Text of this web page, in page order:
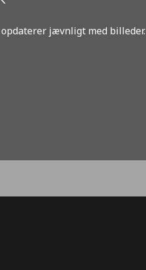
opdaterer jævnligt med billeder.